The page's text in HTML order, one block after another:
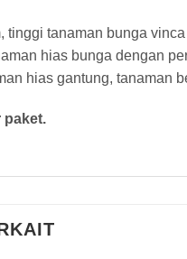
tinggi tanaman bunga
hias bunga dengan
hias gantung, tanaman
paket.